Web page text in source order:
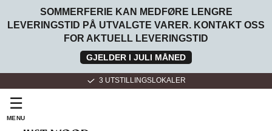
SOMMERFERIE KAN MEDFØRE LENGRE
LEVERINGSTID PÅ UTVALGTE VARER. KONTAKT OSS
FOR AKTUELL LEVERINGSTID
GJELDER I JULI MÅNED
3 UTSTILLINGSLOKALER
☰
MENU